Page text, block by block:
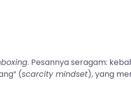
. Pesannya seragam:
(scarcity mindset), yang